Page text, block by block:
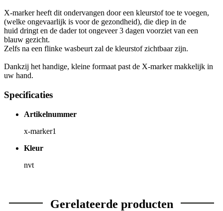
X-marker heeft dit ondervangen door een kleurstof toe te voegen,
(welke ongevaarlijk is voor de gezondheid), die diep in de
huid dringt en de dader tot ongeveer 3 dagen voorziet van een
blauw gezicht.
Zelfs na een flinke wasbeurt zal de kleurstof zichtbaar zijn.
Dankzij het handige, kleine formaat past de X-marker makkelijk in
uw hand.
Specificaties
Artikelnummer
x-marker1
Kleur
nvt
Gerelateerde producten